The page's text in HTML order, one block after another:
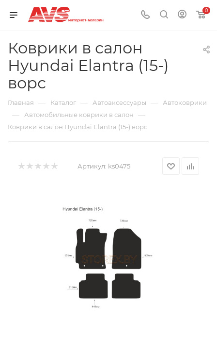
0
Коврики в салон
Hyundai Elantra (15-)
ворс
Главная — Каталог — Автоаксессуары — Автоковрики
— Автомобильные коврики в салон —
Коврики в салон Hyundai Elantra (15-) ворс
Артикул: ks0475